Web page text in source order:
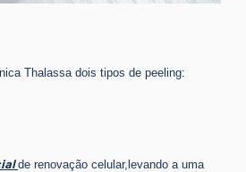
Thalassa dois tipos de peeling:
de renovação celular,levando a uma